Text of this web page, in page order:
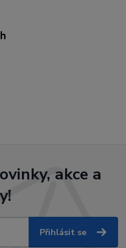
akce a
Přihlásit se